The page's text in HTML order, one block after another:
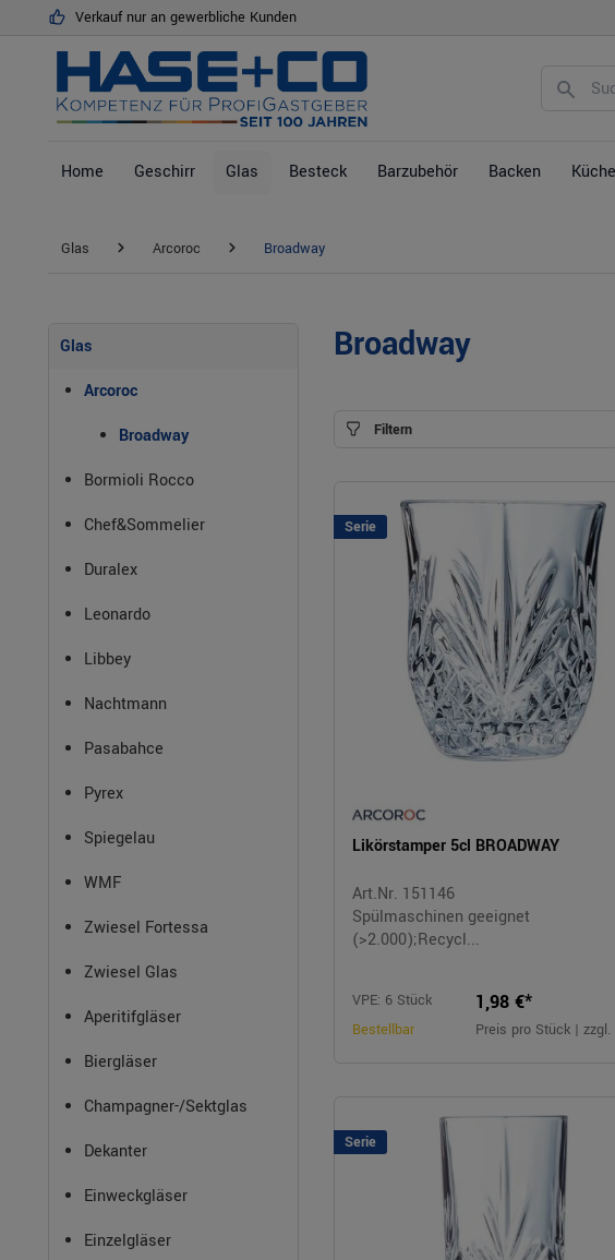
Zur Hauptnavigation springen
Verkauf nur an gewerbliche Kunden
Home Geschirr Glas Besteck Barzubehör Backen Küche
Glas Arcoroc Broadway
Glas
Arcoroc
Broadway
Bormioli Rocco
Chef&Sommelier
Duralex
Leonardo
Libbey
Nachtmann
Pasabahce
Pyrex
Spiegelau
WMF
Zwiesel Fortessa
Zwiesel Glas
Aperitifgläser
Biergläser
Champagner-/Sektglas
Dekanter
Einweckgläser
Einzelgläser
Broadway
Filtern
Serie
Likörstamper 5cl BROADWAY
Art.Nr. 151146
Spülmaschinen geeignet
(>2.000);Recycl...
VPE: 6 Stück
Bestellbar
1,98 €*
Preis pro Stück | zzgl.
Serie